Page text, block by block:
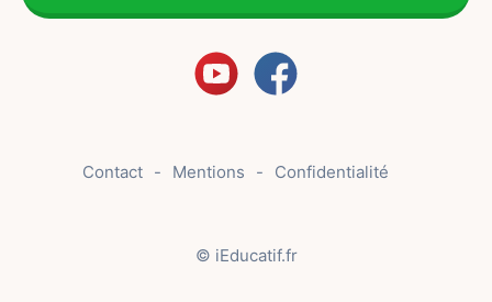
Contact Mentions Confidentialité
© iEducatif.fr